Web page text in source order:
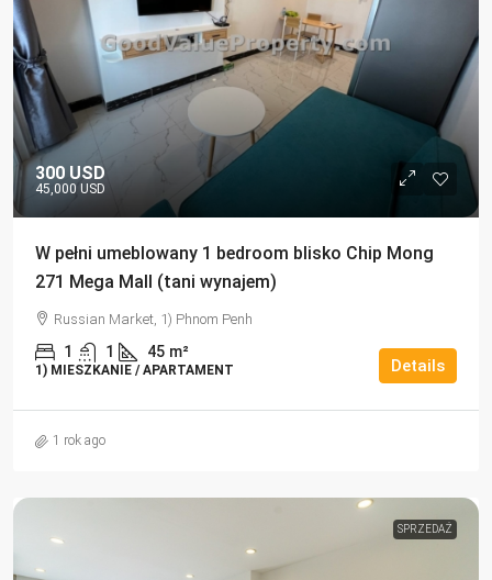
300 USD
45,000 USD
W pełni umeblowany 1 bedroom blisko Chip Mong
271 Mega Mall (tani wynajem)
Russian Market, 1) Phnom Penh
1 1 45 m²
1) MIESZKANIE / APARTAMENT Details
1 rok ago
SPRZEDAŻ